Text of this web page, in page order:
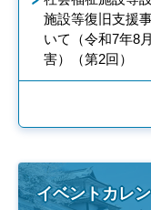
施設等復旧支援
いて（令和7年8
害）（第2回）
イベントカレ